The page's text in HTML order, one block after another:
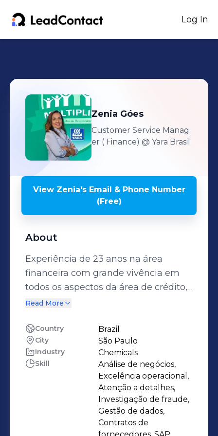
Log In
Zenia Góes
Customer Service Manag
er ( Finance) @ Yara Brasil
View Zenia'sEmail & Phone Number
(Free)
About
Experiência de 23 anos na área
financeira com grande vivência em
todos os aspectos da área de crédito,
fluxo de caixa , demonstrações
direta com departamentos de Contas
a Pagar, Contas a Receber, Crédito
&amp; Cobrança, Tesouraria e
Comercial. Tenho Interesse em
empresas de grande porte com
necessidade de desenvolvimento de
politicas e aperfeiçoamento de
processos, com oportunidades de
Read More
Country Brazil
City São Paulo
Industry Chemicals
Skill
Análise de negócios,
Excelência operacional,
Atenção a detalhes,
Investigação de fraude,
Gestão de dados,
Contratos de